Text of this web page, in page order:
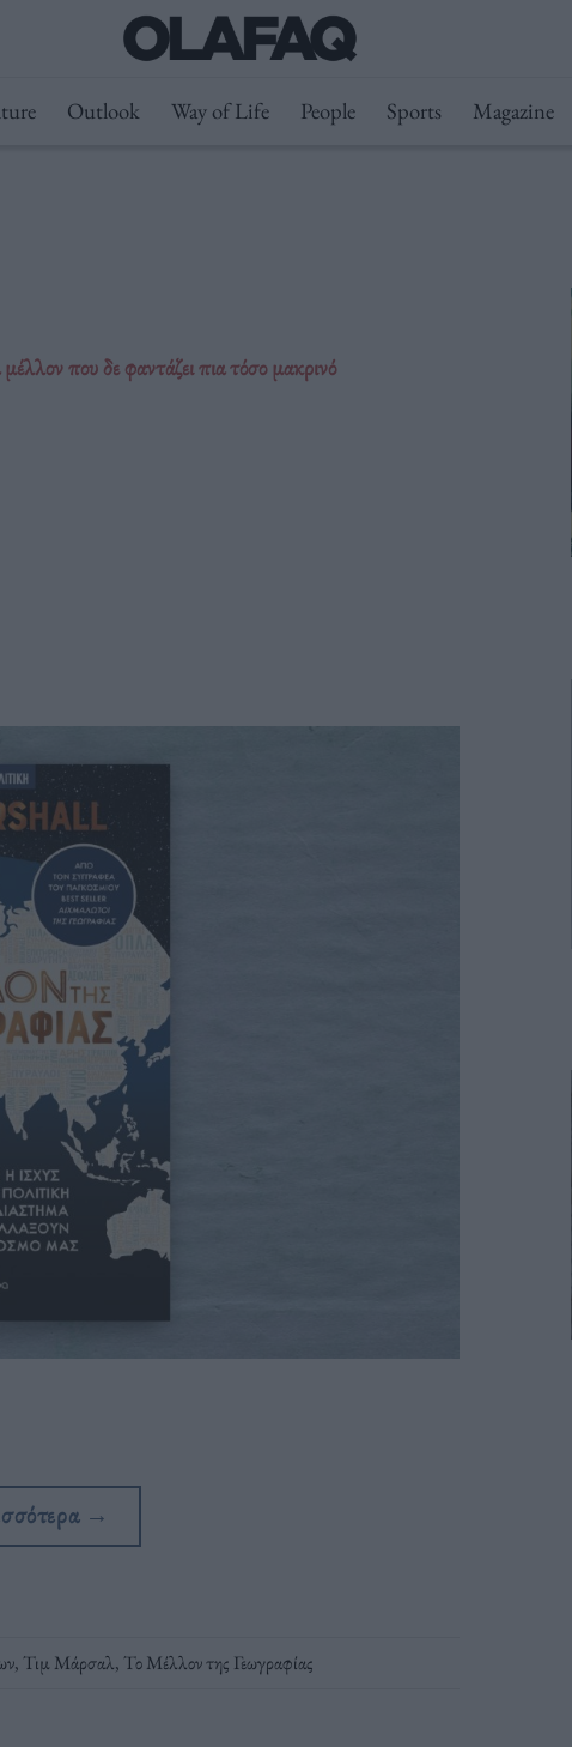
Outlook Way of Life People Sports Magazine
που δε φαντάζει πια τόσο μακρινό
→
, Τιμ Μάρσαλ, Το Μέλλον της Γεωγραφίας